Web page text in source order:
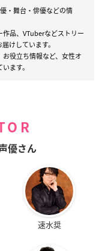
・舞台・俳優などの情
品、VTuberなどストリー
けしています。
役立ち情報など、女性オ
ます。
優さん
速水奨